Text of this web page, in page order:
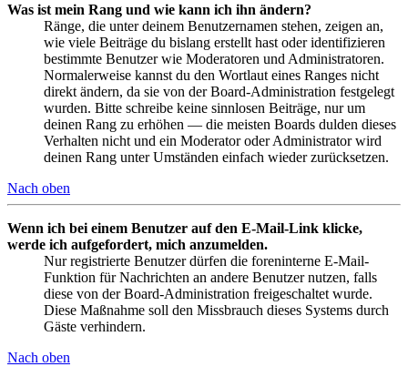
Was ist mein Rang und wie kann ich ihn ändern?
Ränge, die unter deinem Benutzernamen stehen, zeigen an,
wie viele Beiträge du bislang erstellt hast oder identifizieren
bestimmte Benutzer wie Moderatoren und Administratoren.
Normalerweise kannst du den Wortlaut eines Ranges nicht
direkt ändern, da sie von der Board-Administration festgelegt
wurden. Bitte schreibe keine sinnlosen Beiträge, nur um
deinen Rang zu erhöhen — die meisten Boards dulden dieses
Verhalten nicht und ein Moderator oder Administrator wird
deinen Rang unter Umständen einfach wieder zurücksetzen.
Nach oben
Wenn ich bei einem Benutzer auf den E-Mail-Link klicke,
werde ich aufgefordert, mich anzumelden.
Nur registrierte Benutzer dürfen die foreninterne E-Mail-
Funktion für Nachrichten an andere Benutzer nutzen, falls
diese von der Board-Administration freigeschaltet wurde.
Diese Maßnahme soll den Missbrauch dieses Systems durch
Gäste verhindern.
Nach oben